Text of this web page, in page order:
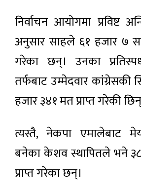
निर्वाचन आयोगमा प्रविष्ट
अनुसार साहले ६१ हजार ७
गरेका छन्। उनका
तर्फबाट उम्मेदवार कांग्रेसकी
हजार ३४१ मत प्राप्त गरेकी
त्यस्तै, नेकपा एमालेबाट
बनेका केशव स्थापितले भने
प्राप्त गरेका छन्।